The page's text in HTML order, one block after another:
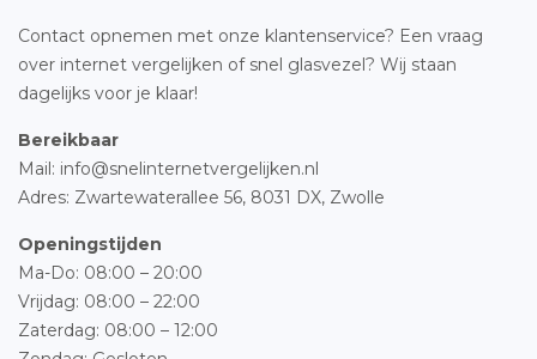
Contact opnemen met onze klantenservice? Een vraag
over internet vergelijken of snel glasvezel? Wij staan
dagelijks voor je klaar!
Bereikbaar
Mail: info@snelinternetvergelijken.nl
Adres: Zwartewaterallee 56, 8031 DX, Zwolle
Openingstijden
Ma-Do: 08:00 – 20:00
Vrijdag: 08:00 – 22:00
Zaterdag: 08:00 – 12:00